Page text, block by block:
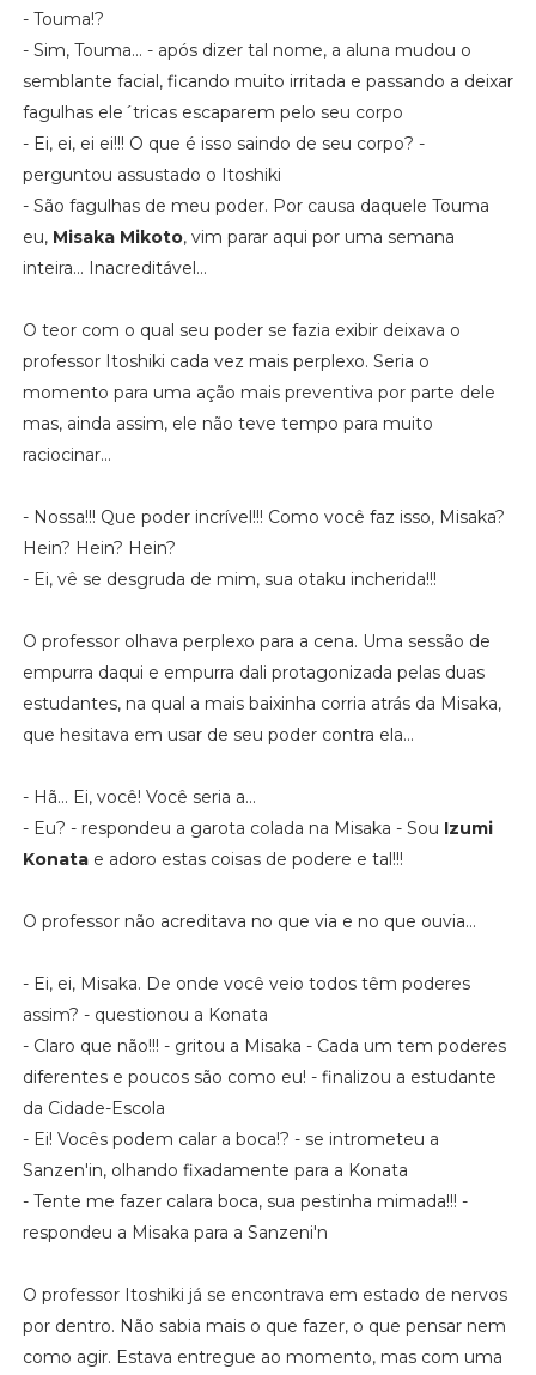
- Touma!?
- Sim, Touma... - após dizer tal nome, a aluna mudou o
semblante facial, ficando muito irritada e passando a deixar
fagulhas ele´tricas escaparem pelo seu corpo
- Ei, ei, ei ei!!! O que é isso saindo de seu corpo? -
perguntou assustado o Itoshiki
- São fagulhas de meu poder. Por causa daquele Touma
eu, Misaka Mikoto, vim parar aqui por uma semana
inteira... Inacreditável...
O teor com o qual seu poder se fazia exibir deixava o
professor Itoshiki cada vez mais perplexo. Seria o
momento para uma ação mais preventiva por parte dele
mas, ainda assim, ele não teve tempo para muito
raciocinar...
- Nossa!!! Que poder incrível!!! Como você faz isso, Misaka?
Hein? Hein? Hein?
- Ei, vê se desgruda de mim, sua otaku incherida!!!
O professor olhava perplexo para a cena. Uma sessão de
empurra daqui e empurra dali protagonizada pelas duas
estudantes, na qual a mais baixinha corria atrás da Misaka,
que hesitava em usar de seu poder contra ela...
- Hã... Ei, você! Você seria a...
- Eu? - respondeu a garota colada na Misaka - Sou Izumi
Konatae adoro estas coisas de podere e tal!!!
O professor não acreditava no que via e no que ouvia...
- Ei, ei, Misaka. De onde você veio todos têm poderes
assim? - questionou a Konata
- Claro que não!!! - gritou a Misaka - Cada um tem poderes
diferentes e poucos são como eu! - finalizou a estudante
da Cidade-Escola
- Ei! Vocês podem calar a boca!? - se intrometeu a
Sanzen'in, olhando fixadamente para a Konata
- Tente me fazer calara boca, sua pestinha mimada!!! -
respondeu a Misaka para a Sanzeni'n
O professor Itoshiki já se encontrava em estado de nervos
por dentro. Não sabia mais o que fazer, o que pensar nem
como agir. Estava entregue ao momento, mas com uma